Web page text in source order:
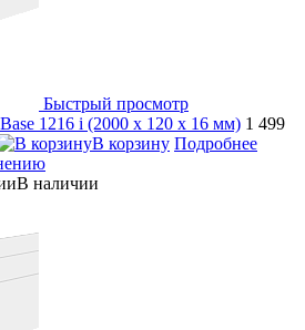
Быстрый просмотр
1216 i (2000 х 120 х 16 мм) 1 499
В корзину Подробнее
В наличии